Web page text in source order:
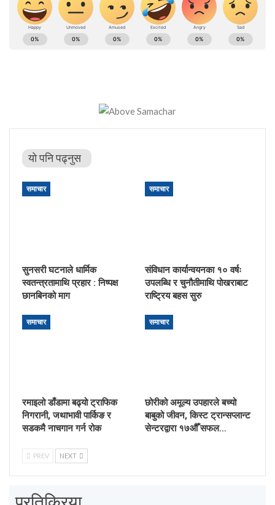
यो पनि पढ्नुस
समाचार
सुनसरी घटनाले धार्मिक
स्वतन्त्रतामाथि प्रहार : निष्पक्ष
छानबिनको माग
समाचार
संविधान कार्यान्वयनका १० वर्षः
उपलब्धि र चुनौतीमाथि पोखराबाट
राष्ट्रिय बहस सुरु
समाचार
रमाइलो डाँडामा बढ्यो ट्राफिक
निगरानी, जथाभावी पार्किङ र
सडकमै नाचगान गर्न रोक
समाचार
छोरीको अमूल्य उपहारले बच्यो
बाबुको जीवन, किस्ट ट्रान्सप्लान्ट
सेन्टरद्वारा १७औँ सफल…
PREV NEXT